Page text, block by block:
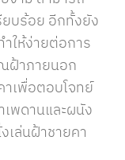
ยบร้อย อีกทั้งยัง
ให้ง่ายต่อการ
ณฝ้าภายนอก
าเพื่อตอบโจทย์
พดานและผนัง
เล่นฝ้าชายคา